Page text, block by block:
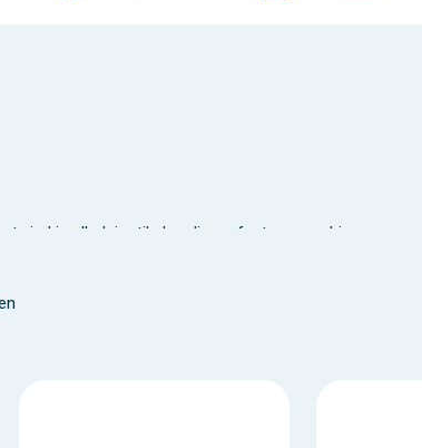
je allerlei artikelen die perfect passen binnen